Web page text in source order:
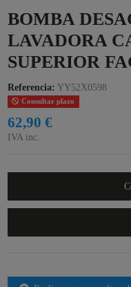
BOMBA
LAVADORA
SUPERIOR
Referencia: YY52X0598
Consultar plazo
62,90 €
IVA inc.